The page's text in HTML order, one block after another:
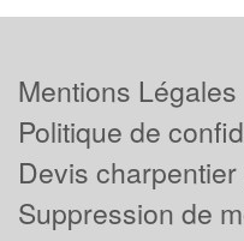
Mentions Légales
Politique de
Devis
Suppression de